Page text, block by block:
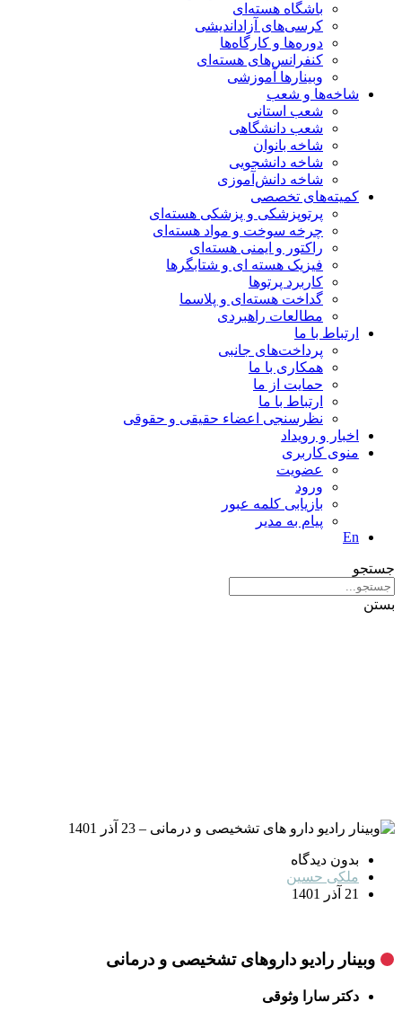
باشگاه هسته‌ای
کرسی‌های آزاداندیشی
دوره‌ها و کارگاه‌ها
کنفرانس‌های هسته‌ای
وبینارها آموزشی
شاخه‌ها و شعب
شعب استانی
شعب دانشگاهی
شاخه بانوان
شاخه دانشجویی
شاخه دانش‌آموزی
کمیته‌های تخصصی
پرتوپزشکی و پزشکی هسته‌ای
چرخه سوخت و مواد هسته‌ای
راکتور و ایمنی هسته‌ای
فیزیک هسته ای و شتابگرها
کاربرد پرتوها
گداخت هسته‌ای و پلاسما
مطالعات راهبردی
ارتباط با ما
پرداخت‌های جانبی
همکاری با ما
حمايت از ما
ارتباط با ما
نظر‌سنجی اعضاء حقیقی و حقوقی
اخبار و رويداد
منوی کاربری
عضویت
ورود
بازیابی کلمه عبور
پیام به مدير
En
جستجو
بستن
بدون دیدگاه
ملکی حسین
21 آذر 1401
وبینار رادیو داروهای تشخیصی و درمانی
دکتر سارا وثوقی